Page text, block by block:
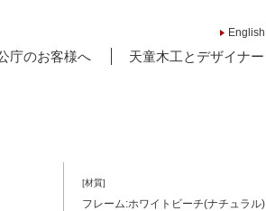
English
庁のお客様へ 天童木工とデザイナー
[材質]
フレーム:ホワイトビーチ(ナチュラル)